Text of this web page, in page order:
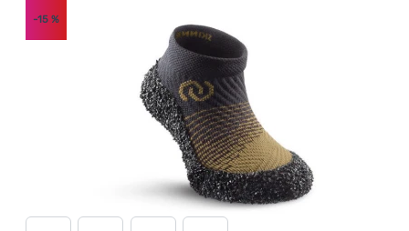
Anmelden /
Registrieren
-15 %